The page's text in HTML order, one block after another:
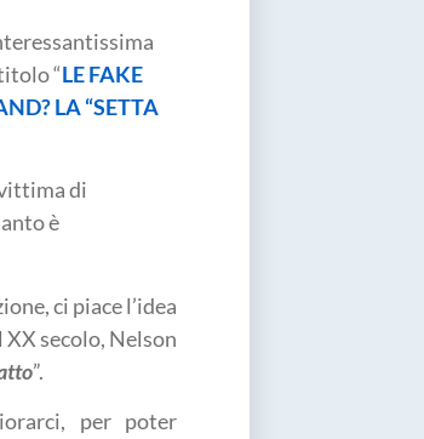
“LE FAKE
LA “SETTA
di
è
ci piace l’idea
secolo, Nelson
”.
per poter